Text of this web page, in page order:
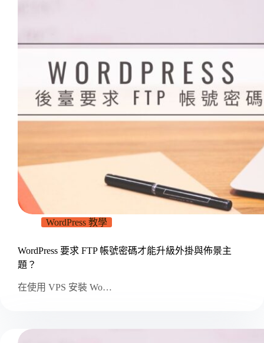
WordPress 教學
WordPress 要求 FTP 帳號密碼才能升級外掛與佈景主
題？
在使用 VPS 安裝 Wo…